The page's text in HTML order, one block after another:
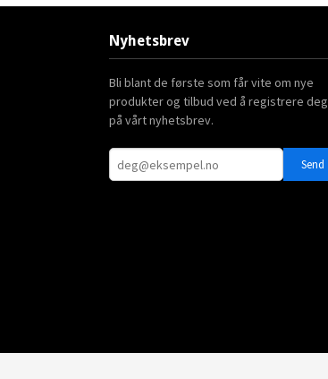
Nyhetsbrev
Bli blant de første som får vite om nye
produkter og tilbud ved å registrere deg
på vårt nyhetsbrev.